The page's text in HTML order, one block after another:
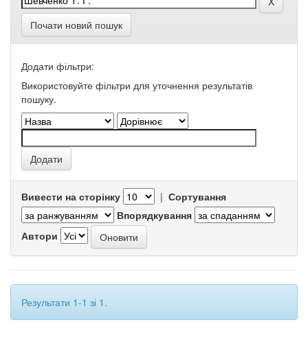
Почати новий пошук
Додати фільтри:
Використовуйте фільтри для уточнення результатів
пошуку.
Вивести на сторінку | Сортування
Впорядкування
Автори
Результати 1-1 зі 1.